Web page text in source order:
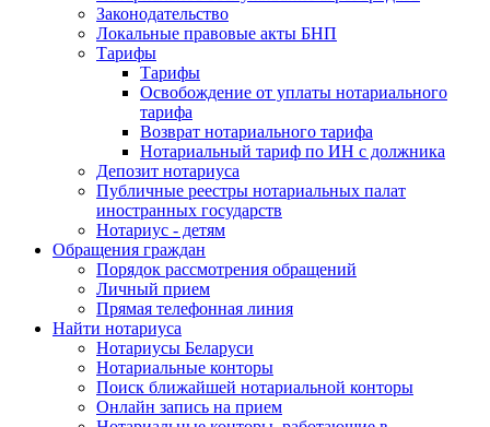
Законодательство
Локальные правовые акты БНП
Тарифы
Тарифы
Освобождение от уплаты нотариального
тарифа
Возврат нотариального тарифа
Нотариальный тариф по ИН с должника
Депозит нотариуса
Публичные реестры нотариальных палат
иностранных государств
Нотариус - детям
Обращения граждан
Порядок рассмотрения обращений
Личный прием
Прямая телефонная линия
Найти нотариуса
Нотариусы Беларуси
Нотариальные конторы
Поиск ближайшей нотариальной конторы
Онлайн запись на прием